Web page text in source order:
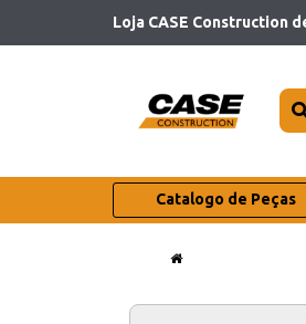
Loja CASE Construction
Catalogo de Peças